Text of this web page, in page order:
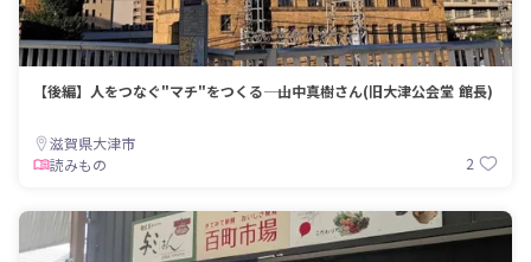
【後編】人をつなぐ"マチ"をつくる―― 山中真樹さん(旧大津公会堂 館長)
滋賀県大津市
読みもの
2